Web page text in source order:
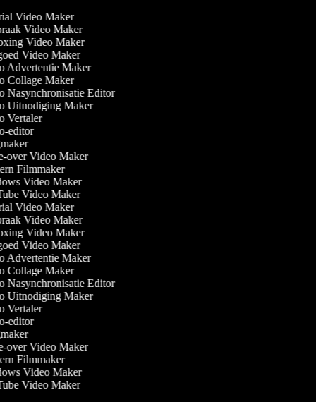
Video Maker
Video Maker
Video Maker
Video Maker
Advertentie Maker
Collage Maker
Nasynchronisatie Editor
Uitnodiging Maker
Vertaler
editor
over Video Maker
Filmmaker
Video Maker
Video Maker
Video Maker
Video Maker
Video Maker
Video Maker
Advertentie Maker
Collage Maker
Nasynchronisatie Editor
Uitnodiging Maker
Vertaler
editor
over Video Maker
Filmmaker
Video Maker
Video Maker